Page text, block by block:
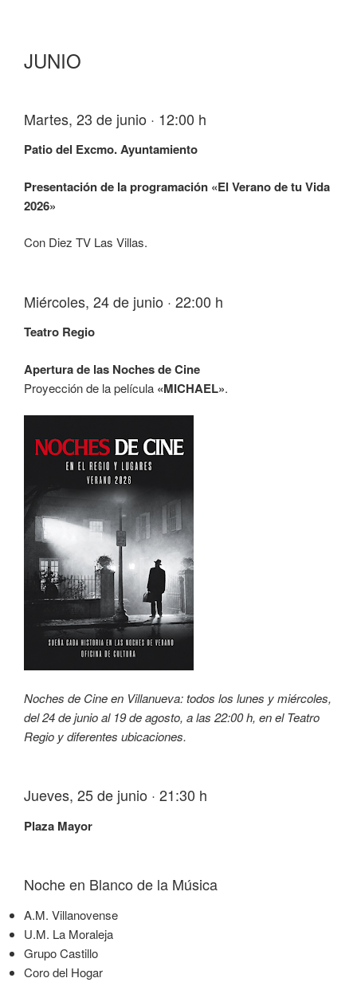
JUNIO
Martes, 23 de junio · 12:00 h
Patio del Excmo. Ayuntamiento
Presentación de la programación «El Verano de tu Vida
2026»
Con Diez TV Las Villas.
Miércoles, 24 de junio · 22:00 h
Teatro Regio
Apertura de las Noches de Cine
Proyección de la película «MICHAEL».
Noches de Cine en Villanueva: todos los lunes y miércoles,
del 24 de junio al 19 de agosto, a las 22:00 h, en el Teatro
Regio y diferentes ubicaciones.
Jueves, 25 de junio · 21:30 h
Plaza Mayor
Noche en Blanco de la Música
A.M. Villanovense
U.M. La Moraleja
Grupo Castillo
Coro del Hogar